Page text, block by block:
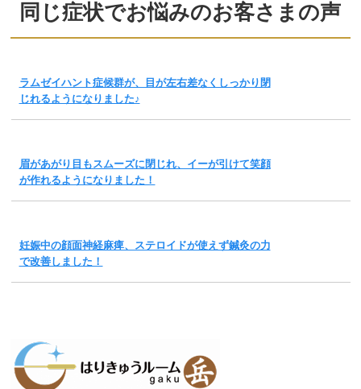
同じ症状でお悩みのお客さまの声
ラムゼイハント症候群が、目が左右差なくしっかり閉
じれるようになりました♪
眉があがり目もスムーズに閉じれ、イーが引けて笑顔
が作れるようになりました！
妊娠中の顔面神経麻痺、ステロイドが使えず鍼灸の力
で改善しました！